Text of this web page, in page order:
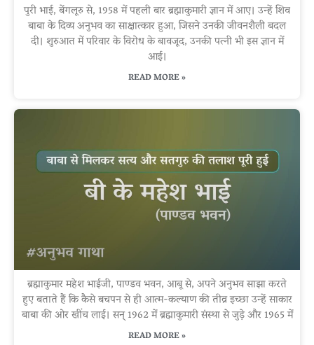
पुरी भाई, बेंगलूरु से, 1958 में पहली बार ब्रह्माकुमारी ज्ञान में आए। उन्हें शिव
बाबा के दिव्य अनुभव का साक्षात्कार हुआ, जिसने उनकी जीवनशैली बदल
दी। शुरुआत में परिवार के विरोध के बावजूद, उनकी पत्नी भी इस ज्ञान में
आई।
READ MORE »
ब्रह्माकुमार महेश भाईजी, पाण्डव भवन, आबू से, अपने अनुभव साझा करते
हुए बताते हैं कि कैसे बचपन से ही आत्म-कल्याण की तीव्र इच्छा उन्हें साकार
बाबा की ओर खींच लाई। सन् 1962 में ब्रह्माकुमारी संस्था से जुड़े और 1965 में
READ MORE »